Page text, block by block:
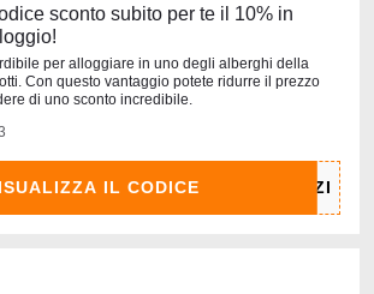
sconto subito per te il 10% in
per alloggiare in uno degli alberghi della
Con questo vantaggio potete ridurre il prezzo
di uno sconto incredibile.
IL CODICE